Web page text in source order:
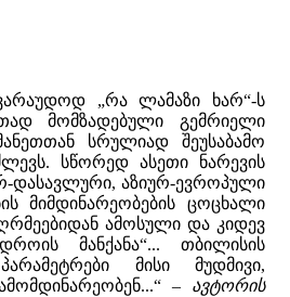
„რა ლამაზი ხარ“-ს
მომზადებული გემრიელი
სრულიად შეუსაბამო
სწორედ ასეთი ნარევის
დასავლური, აზიურ-ევროპული
მიმდინარეობების ცოცხალი
ამოსული და კიდევ
მანქანა“... თბილისის
მისი მუდმივი,
– ავტორის